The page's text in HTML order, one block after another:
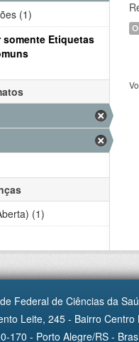
(1)
somente Etiquetas
(1)
Federal de Ciências da
Leite, 245 - Bairro Centro
170 - Porto Alegre/RS -